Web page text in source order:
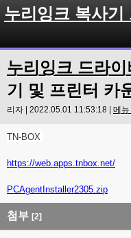
누리잉크 복사기
누리잉크 드라이
기 및 프린터 카
리자 | 2022.05.01 11:53:18 | 메뉴
TN-BOX
https://web.apps.tnbox.net/
PCAgentInstaller2305.zip
첨부 [2]